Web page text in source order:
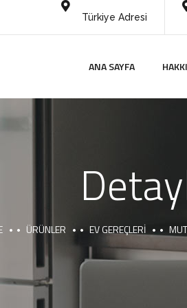
Türkiye Adresi
ANA SAYFA
ÜRÜNLER EV GEREÇLERI